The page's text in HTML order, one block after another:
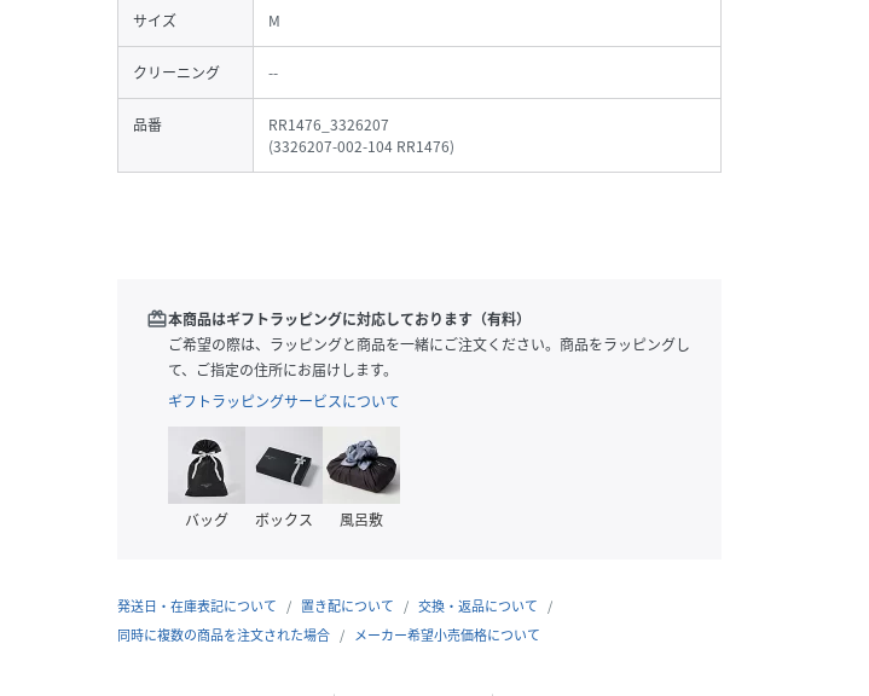
サイズ M
クリーニング --
品番
RR1476_3326207
(3326207-002-104 RR1476)
redeem本商品はギフトラッピングに対応しております（有料）
ご希望の際は、ラッピングと商品を一緒にご注文ください。商品をラッピングし
て、ご指定の住所にお届けします。
ギフトラッピングサービスについて
バッグ ボックス 風呂敷
発送日・在庫表記について 置き配について
交換・返品について
同時に複数の商品を注文された場合
メーカー希望小売価格について